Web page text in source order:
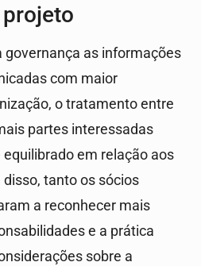
governança as informações
com maior
o tratamento entre
partes interessadas
em relação aos
tanto os sócios
a reconhecer mais
e a prática
sobre a